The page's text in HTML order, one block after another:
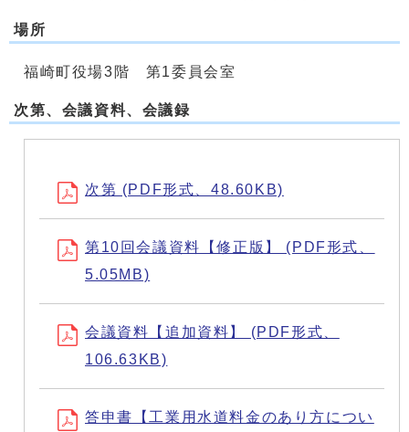
場所
福崎町役場3階 第1委員会室
次第、会議資料、会議録
次第 (PDF形式、48.60KB)
第10回会議資料【修正版】 (PDF形式、
5.05MB)
会議資料【追加資料】 (PDF形式、
106.63KB)
答申書【工業用水道料金のあり方につい